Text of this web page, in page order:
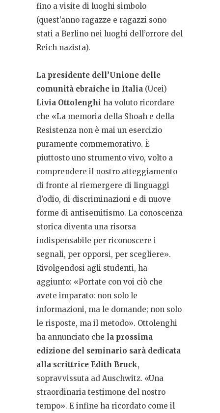
fino a visite di luoghi simbolo
(quest’anno ragazze e ragazzi sono
stati a Berlino nei luoghi dell’orrore del
Reich nazista).
La presidente dell’Unione delle
comunità ebraiche in Italia (Ucei)
Livia Ottolenghi ha voluto ricordare
che «La memoria della Shoah e della
Resistenza non è mai un esercizio
puramente commemorativo. È
piuttosto uno strumento vivo, volto a
comprendere il nostro atteggiamento
di fronte al riemergere di linguaggi
d’odio, di discriminazioni e di nuove
forme di antisemitismo. La conoscenza
storica diventa una risorsa
indispensabile per riconoscere i
segnali, per opporsi, per scegliere».
Rivolgendosi agli studenti, ha
aggiunto: «Portate con voi ciò che
avete imparato: non solo le
informazioni, ma le domande; non solo
le risposte, ma il metodo». Ottolenghi
ha annunciato che la prossima
edizione del seminario sarà dedicata
alla scrittrice Edith Bruck,
sopravvissuta ad Auschwitz. «Una
straordinaria testimone del nostro
tempo». E infine ha ricordato come il